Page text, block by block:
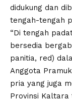
didukung dan
tengah-tengah
“Di tengah
bersedia
panitia, red)
Anggota
pria yang juga
Provinsi Kaltara